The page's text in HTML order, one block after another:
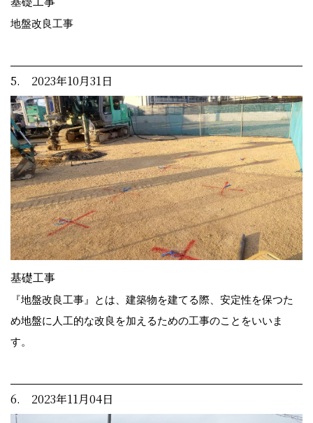
地盤改良工事
5. 2023年10月31日
基礎工事
『地盤改良工事』とは、建築物を建てる際、安定性を保つた
め地盤に人工的な改良を加えるための工事のことをいいま
す。
6. 2023年11月04日